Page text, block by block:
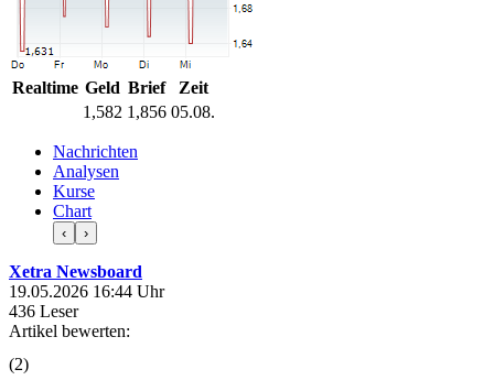
Realtime Geld Brief
Zeit
1,582 1,856 05.08.
Nachrichten
Analysen
Kurse
Chart
‹ ›
Xetra Newsboard
19.05.2026 16:44 Uhr
436 Leser
Artikel bewerten:
(2)